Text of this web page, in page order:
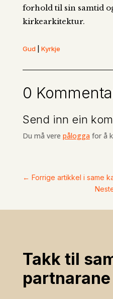
forhold til sin samtid
kirkearkitektur.
Gud| Kyrkje
0
Send inn ein
Du må vere påloggafor å
← Forrige artikkel i same
Takk til